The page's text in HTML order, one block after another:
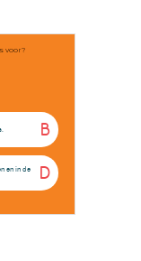
voor?
B
D
en in de